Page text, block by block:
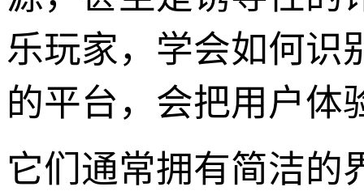
乐玩家，学会如何识
的平台，会把用户体
它们通常拥有简洁的